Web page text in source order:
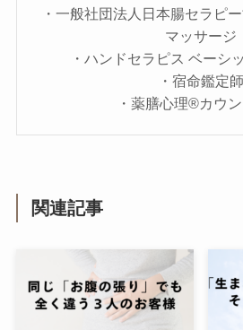
・一般社団法人日本腸セラピ
マッサージ
・ハンドセラピス ベーシ
・宿命鑑定師
・薬膳心理®カウ
関連記事